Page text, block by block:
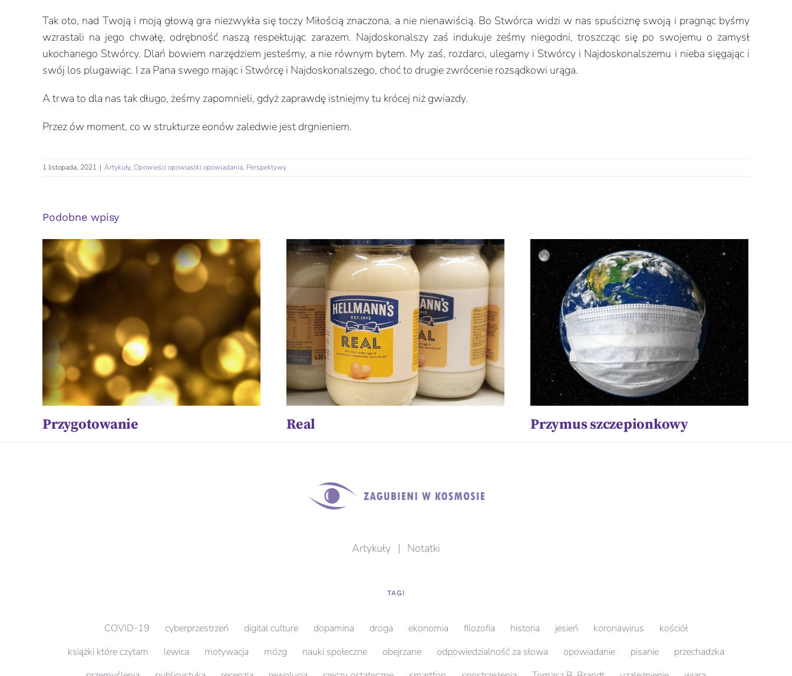
Tak oto, nad Twoją i moją głową gra niezwykła się toczy Miłością znaczona, a nie nienawiścią. Bo Stwórca widzi w nas spuściznę swoją i pragnąc byśmy
wzrastali na jego chwałę, odrębność naszą respektując zarazem. Najdoskonalszy zaś indukuje żeśmy niegodni, troszcząc się po swojemu o zamysł
ukochanego Stwórcy. Dlań bowiem narzędziem jesteśmy, a nie równym bytem. My zaś, rozdarci, ulegamy i Stwórcy i Najdoskonalszemu i nieba sięgając i
swój los plugawiąc. I za Pana swego mając i Stwórcę i Najdoskonalszego, choć to drugie zwrócenie rozsądkowi urąga.
A trwa to dla nas tak długo, żeśmy zapomnieli, gdyż zaprawdę istniejmy tu krócej niż gwiazdy.
Przez ów moment, co w strukturze eonów zaledwie jest drgnieniem.
1 listopada, 2021 | Artykuły, Opowieści opowiastki opowiadania, Perspektywy
Podobne wpisy
Przygotowanie Real Przymus szczepionkowy
Artykuły | Notatki
TAGI
COVID-19 cyberprzestrzeń digital culture dopamina droga ekonomia filozofia historia jesień koronawirus
kościół
książki które czytam
lewica motywacja mózg nauki społeczne obejrzane odpowiedzialność za słowa opowiadanie pisanie
przechadzka